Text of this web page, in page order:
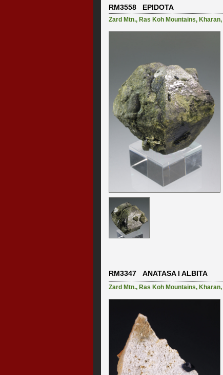
RM3558 EPIDOTA
Zard Mtn., Ras Koh Mountains, Kharan,
RM3347 ANATASA I ALBITA
Zard Mtn., Ras Koh Mountains, Kharan,